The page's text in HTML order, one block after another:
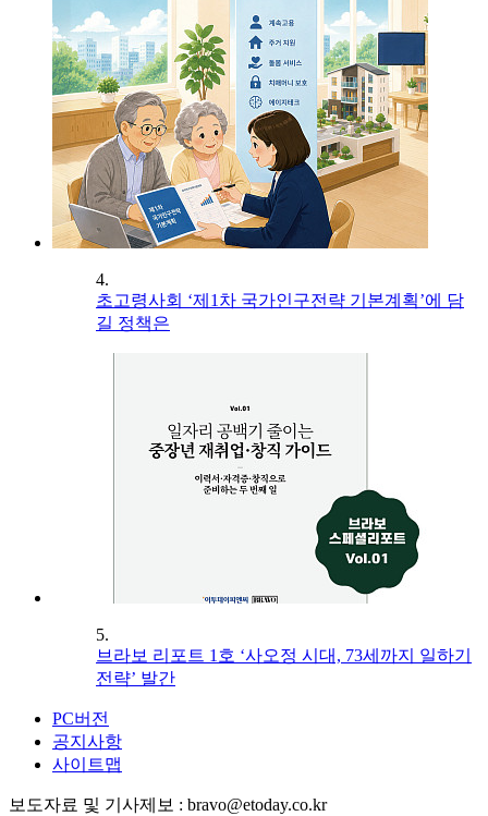
4.
초고령사회 ‘제1차 국가인구전략 기본계획’에 담
길 정책은
5.
브라보 리포트 1호 ‘사오정 시대, 73세까지 일하기
전략’ 발간
PC버전
공지사항
사이트맵
보도자료 및 기사제보 : bravo@etoday.co.kr